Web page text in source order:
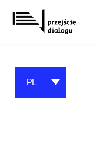
Przejdź
do
PL